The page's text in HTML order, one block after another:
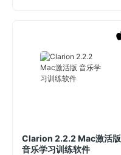
Clarion 2.2.2 Mac激活版
音乐学习训练软件